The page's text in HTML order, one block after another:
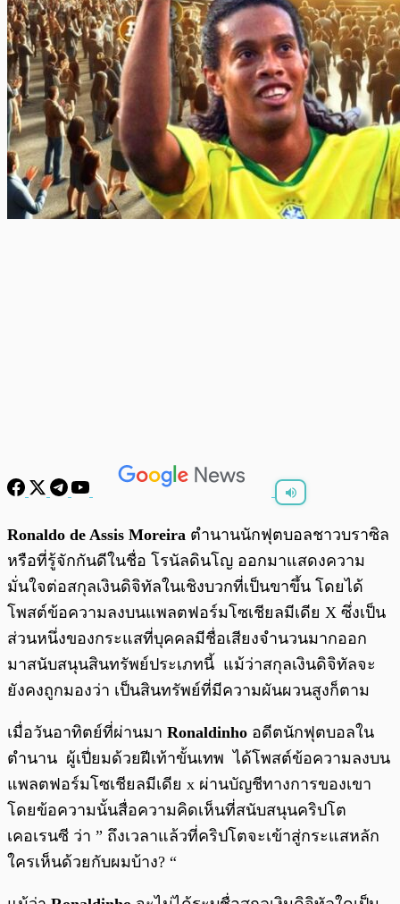
Ronaldo de Assis Moreira ตำนานนักฟุตบอลชาวบราซิล
หรือที่รู้จักกันดีในชื่อ โรนัลดินโญ ออกมาแสดงความ
มั่นใจต่อสกุลเงินดิจิทัลในเชิงบวกที่เป็นขาขึ้น โดยได้
โพสต์ข้อความลงบนแพลตฟอร์มโซเชียลมีเดีย X ซึ่งเป็น
ส่วนหนึ่งของกระแสที่บุคคลมีชื่อเสียงจำนวนมากออก
มาสนับสนุนสินทรัพย์ประเภทนี้ แม้ว่าสกุลเงินดิจิทัลจะ
ยังคงถูกมองว่า เป็นสินทรัพย์ที่มีความผันผวนสูงก็ตาม
เมื่อวันอาทิตย์ที่ผ่านมา Ronaldinho อดีตนักฟุตบอลใน
ตำนาน ผู้เปี่ยมด้วยฝีเท้าขั้นเทพ ได้โพสต์ข้อความลงบน
แพลตฟอร์มโซเชียลมีเดีย x ผ่านบัญชีทางการของเขา
โดยข้อความนั้นสื่อความคิดเห็นที่สนับสนุนคริปโต
เคอเรนซี ว่า ” ถึงเวลาแล้วที่คริปโตจะเข้าสู่กระแสหลัก
ใครเห็นด้วยกับผมบ้าง? “